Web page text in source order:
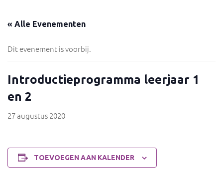
« Alle Evenementen
Dit evenement is voorbij.
Introductieprogramma leerjaar 1
en 2
27 augustus 2020
TOEVOEGEN AAN KALENDER